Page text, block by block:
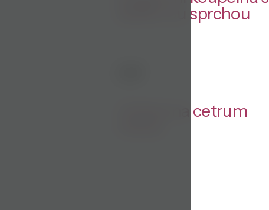
dešťovou sprchou
Výhled na cetrum